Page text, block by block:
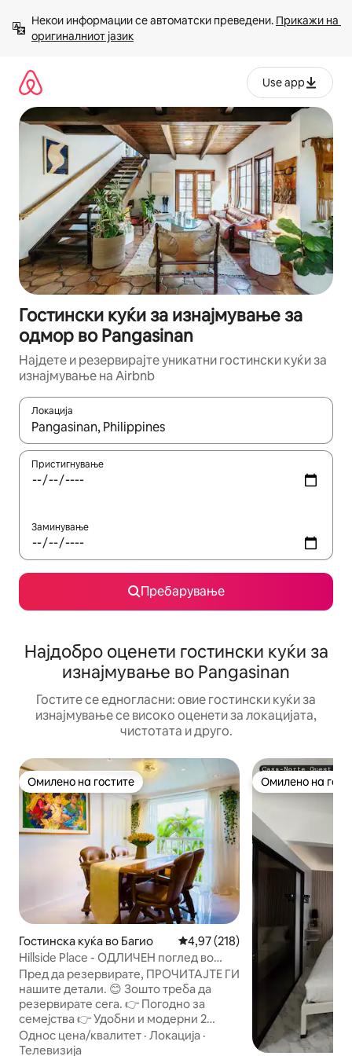
содржина
Некои информации се автоматски преведени. Прикажи на
оригиналниот јазик
Use app
Гостински куќи за изнајмување за
одмор во Pangasinan
Најдете и резервирајте уникатни гостински куќи за
изнајмување на Airbnb
Локација
Кога резултатите се достапни, движете се со копчињата
Пристигнување
Заминување
Пребарување
Најдобро оценети гостински куќи за
изнајмување во Pangasinan
Гостите се едногласни: овие гостински куќи за
изнајмување се високо оценети за локацијата,
чистотата и друго.
Омилено на гостите
Омилено на гостите
Гостинска куќа во Багио Просечна оцена: 4,97 од 5,
4,97 (218)
Hillside Place - ОДЛИЧЕН поглед во
близина на кампот Џон Хеј
Пред да резервирате, ПРОЧИТАЈТЕ ГИ
нашите детали. 😊 Зошто треба да
резервирате сега. 👉 Погодно за
семејства 👉 Удобни и модерни 2
спални соби со кабриолет дневна
соба 👉 1 целосна бања WIFI СО
Однос цена/квалитет · Локација ·
Телевизија
Омилено на
Омилено на